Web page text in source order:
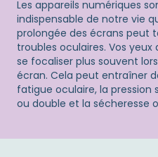
Les appareils numériques
indispensable de notre vie
prolongée des écrans peut
troubles oculaires. Vos
se focaliser plus souvent
écran. Cela peut entraîner
fatigue oculaire, la pression
ou double et la sécheresse